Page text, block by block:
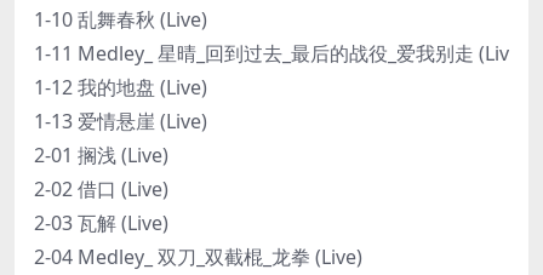
1-10 乱舞春秋 (Live)
1-11 Medley_ 星晴_回到过去_最后的战役_爱我别走 (Liv
1-12 我的地盘 (Live)
1-13 爱情悬崖 (Live)
2-01 搁浅 (Live)
2-02 借口 (Live)
2-03 瓦解 (Live)
2-04 Medley_ 双刀_双截棍_龙拳 (Live)